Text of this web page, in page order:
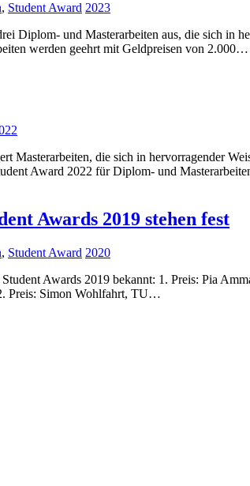
, Student Award 2023
Diplom- und Masterarbeiten aus, die sich in
werden geehrt mit Geldpreisen von 2.000…
Masterarbeiten, die sich in hervorragender
Award 2022 für Diplom- und
Awards 2019 stehen fest
, Student Award 2020
Awards 2019 bekannt: 1. Preis: Pia
Preis: Simon Wohlfahrt, TU…